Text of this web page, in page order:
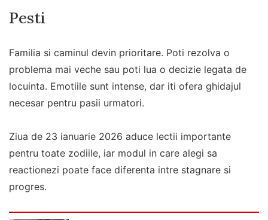
Pesti
Familia si caminul devin prioritare. Poti rezolva o
problema mai veche sau poti lua o decizie legata de
locuinta. Emotiile sunt intense, dar iti ofera ghidajul
necesar pentru pasii urmatori.
Ziua de 23 ianuarie 2026 aduce lectii importante
pentru toate zodiile, iar modul in care alegi sa
reactionezi poate face diferenta intre stagnare si
progres.